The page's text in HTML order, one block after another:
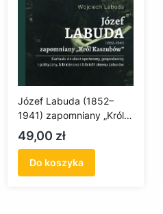
Józef Labuda (1852–
1941) zapomniany „Król
Kaszubów”. Kartuski
działacz społeczny,
gospodarczy i
polityczny, bibliotekarz i
Cena
49,00 zł
Do koszyka